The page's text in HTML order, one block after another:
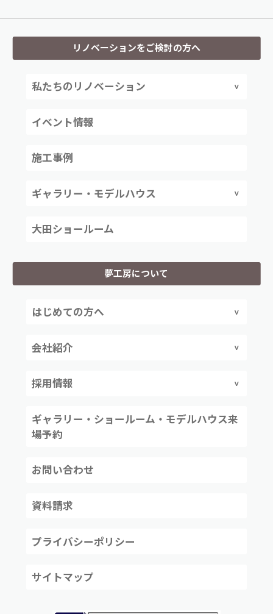
リノベーションをご検討の方へ
私たちのリノベーション
イベント情報
施工事例
ギャラリー・モデルハウス
大田ショールーム
夢工房について
はじめての方へ
会社紹介
採用情報
ギャラリー・ショールーム・モデルハウス来
場予約
お問い合わせ
資料請求
プライバシーポリシー
サイトマップ